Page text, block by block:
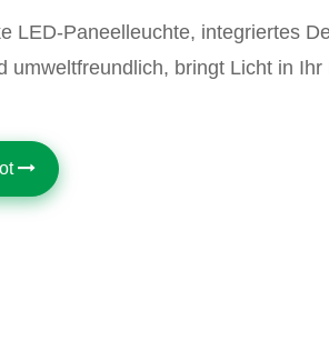
LED-Paneelleuchte, integriertes
umweltfreundlich, bringt Licht in Ihr